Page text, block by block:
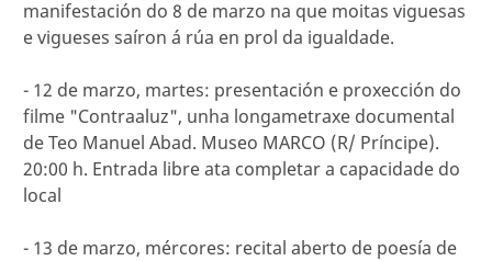
manifestación do 8 de marzo na que moitas viguesas
e vigueses saíron á rúa en prol da igualdade.
- 12 de marzo, martes: presentación e proxección do
filme "Contraaluz", unha longametraxe documental
de Teo Manuel Abad. Museo MARCO (R/ Príncipe).
20:00 h. Entrada libre ata completar a capacidade do
local
- 13 de marzo, mércores: recital aberto de poesía de